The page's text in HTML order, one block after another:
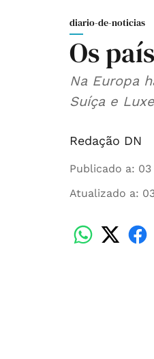
diario-de-noticias
Os
Na Europa
Suíça e
Redação DN
Publicado a: 03
Atualizado a: